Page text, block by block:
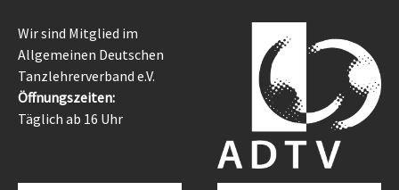
Wir sind Mitglied im
Allgemeinen Deutschen
Tanzlehrerverband e.V.
Öffnungszeiten:
Täglich ab 16 Uhr